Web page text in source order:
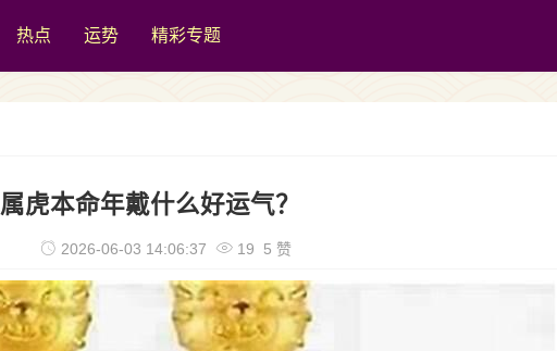
热点 运势 精彩专题
属虎本命年戴什么好运气？
2026-06-03 14:06:37 19 5 赞